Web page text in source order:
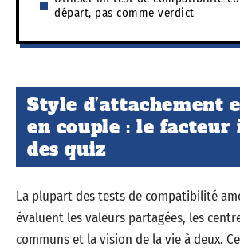
départ, pas comme verdict
Style d’attachement
en couple : le facteur
des quiz
La plupart des tests de compatibilité
évaluent les valeurs partagées, les
communs et la vision de la vie à deux.